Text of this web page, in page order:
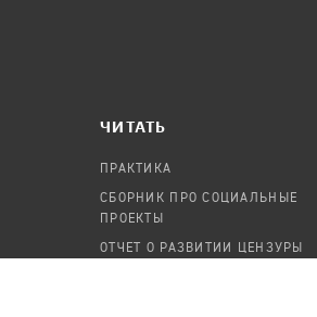
ЧИТАТЬ
ПРАКТИКА
СБОРНИК ПРО СОЦИАЛЬНЫЕ
ПРОЕКТЫ
ОТЧЕТ О РАЗВИТИИ ЦЕНЗУРЫ